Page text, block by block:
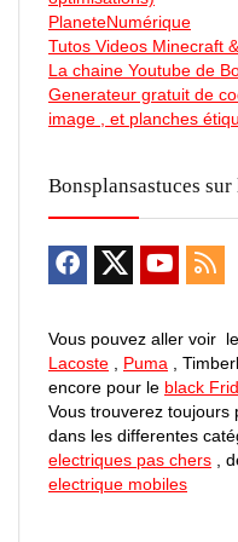
PlaneteNumérique
Tutos Videos Minecraft
La chaine Youtube de
Generateur gratuit de
image , et planches
Bonsplansastuces
Vous pouvez aller voir
Lacoste
Puma ,
encore pour le black
Vous trouverez toujours
dans les differentes
electriques pas chers ,
electrique mobiles